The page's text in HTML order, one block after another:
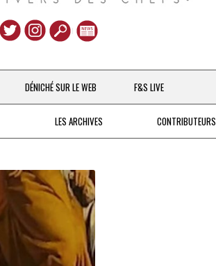
Aller
au
contenu
DÉNICHÉ SUR LE WEB F&S LIVE
LES ARCHIVES CONTRIBUTEURS